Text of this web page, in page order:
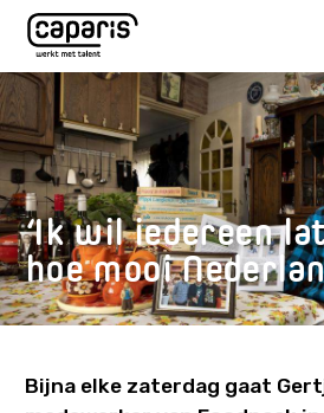
‘Ik wil iedereen
hoe mooi
Bijna elke zaterdag gaat